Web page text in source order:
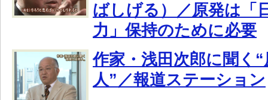
ばしげる）／原発は「
力」保持のために必要
作家・浅田次郎に聞く
人”／報道ステーション